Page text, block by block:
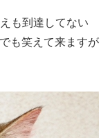
も到達してない
も笑えて来ますが